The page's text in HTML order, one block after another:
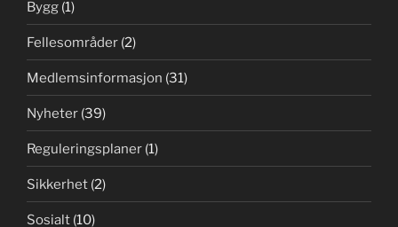
Bygg (1)
Fellesområder (2)
Medlemsinformasjon (31)
Nyheter (39)
Reguleringsplaner (1)
Sikkerhet (2)
Sosialt (10)